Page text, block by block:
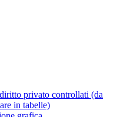
privato controllati (da
in tabelle)